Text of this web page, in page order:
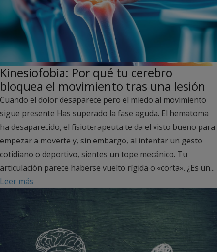
Kinesiofobia: Por qué tu cerebro
bloquea el movimiento tras una lesión
Cuando el dolor desaparece pero el miedo al movimiento
sigue presente Has superado la fase aguda. El hematoma
ha desaparecido, el fisioterapeuta te da el visto bueno para
empezar a moverte y, sin embargo, al intentar un gesto
cotidiano o deportivo, sientes un tope mecánico. Tu
articulación parece haberse vuelto rígida o «corta». ¿Es un...
Leer más